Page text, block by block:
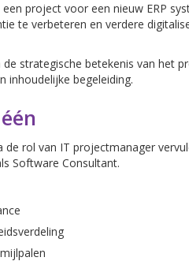
project voor een nieuw ERP
te verbeteren en verdere
strategische betekenis van het
inhoudelijke begeleiding.
rol van IT projectmanager
Software Consultant.